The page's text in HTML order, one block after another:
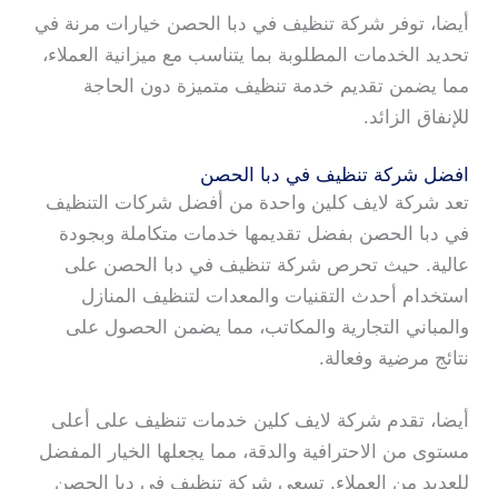
أيضا، توفر شركة تنظيف في دبا الحصن خيارات مرنة في
تحديد الخدمات المطلوبة بما يتناسب مع ميزانية العملاء،
مما يضمن تقديم خدمة تنظيف متميزة دون الحاجة
للإنفاق الزائد.
افضل شركة تنظيف في دبا الحصن
تعد شركة لايف كلين واحدة من أفضل شركات التنظيف
في دبا الحصن بفضل تقديمها خدمات متكاملة وبجودة
عالية. حيث تحرص شركة تنظيف في دبا الحصن على
استخدام أحدث التقنيات والمعدات لتنظيف المنازل
والمباني التجارية والمكاتب، مما يضمن الحصول على
نتائج مرضية وفعالة.
أيضا، تقدم شركة لايف كلين خدمات تنظيف على أعلى
مستوى من الاحترافية والدقة، مما يجعلها الخيار المفضل
للعديد من العملاء. تسعى شركة تنظيف في دبا الحصن